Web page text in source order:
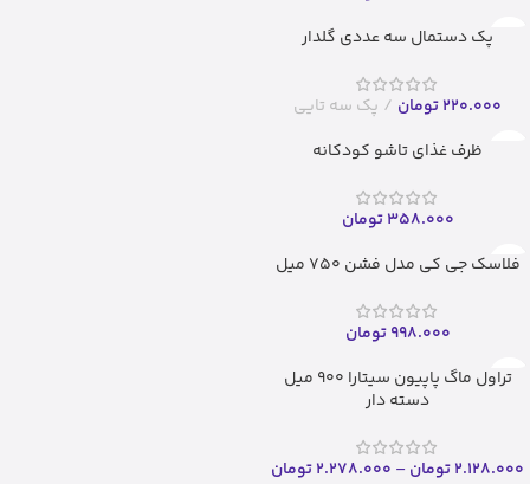
پک دستمال سه عددی گلدار
220.000تومان
پک سه تایی
ظرف غذای تاشو کودکانه
358.000 تومان
فلاسک جی کی مدل فشن ۷۵۰ میل
998.000 تومان
تراول ماگ پاپیون سیتارا ۹۰۰ میل
دسته دار
2.128.000تومان–
2.278.000تومان